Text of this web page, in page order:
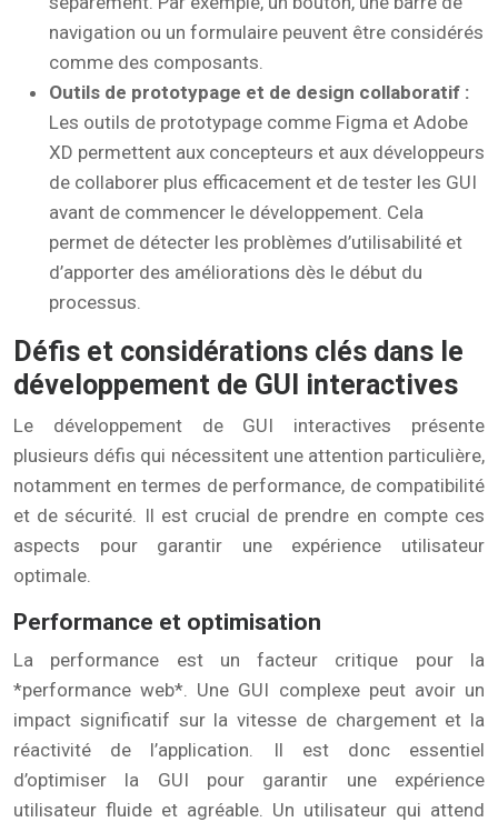
navigation ou un formulaire peuvent être considérés
comme des composants.
Outils de prototypage et de design collaboratif :
Les outils de prototypage comme Figma et Adobe
XD permettent aux concepteurs et aux développeurs
de collaborer plus efficacement et de tester les GUI
avant de commencer le développement. Cela
permet de détecter les problèmes d’utilisabilité et
d’apporter des améliorations dès le début du
processus.
Défis et considérations clés dans le
développement de GUI interactives
Le développement de GUI interactives présente
plusieurs défis qui nécessitent une attention particulière,
notamment en termes de performance, de compatibilité
et de sécurité. Il est crucial de prendre en compte ces
aspects pour garantir une expérience utilisateur
optimale.
Performance et optimisation
La performance est un facteur critique pour la
*performance web*. Une GUI complexe peut avoir un
impact significatif sur la vitesse de chargement et la
réactivité de l’application. Il est donc essentiel
d’optimiser la GUI pour garantir une expérience
utilisateur fluide et agréable. Un utilisateur qui attend